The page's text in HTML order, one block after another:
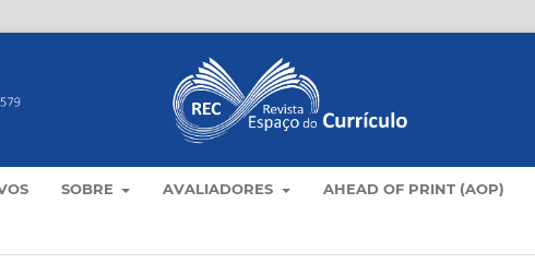
SOBRE AVALIADORES AHEAD OF PRINT (AOP)